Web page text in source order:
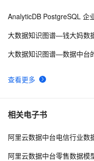
8 解锁AI新纪元：
map）
查看更多
大数据知识图谱—钱大妈数
相关电子书
阿里云数据中台电信行业数
阿里云数据中台零售数据模